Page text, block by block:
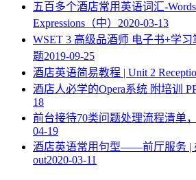
五百多个酒店常用英语词汇-Words
Expressions（中） 2020-03-13
WSET 3 高级品酒师 电子书+学
题2019-09-25
酒店英语简易教程 | Unit 2
酒店人必学的Opera系统 附培训
18
前台接待70类问题处理流程清单
04-19
酒店英语常用句型——前厅服务 |
out2020-03-11